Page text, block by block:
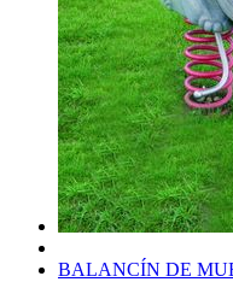
BALANCÍN DE